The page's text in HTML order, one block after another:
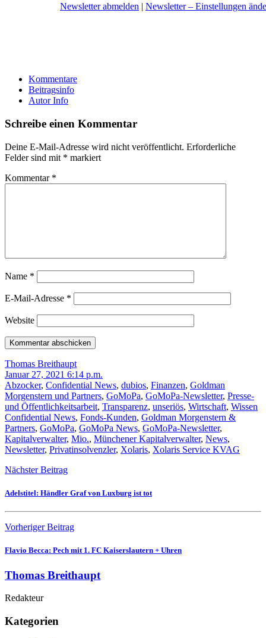
Newsletter abmelden Newsletter – Einstellungen
Kommentare
Beitragsinfo
Autor Info
Schreibe einen Kommentar
Deine E-Mail-Adresse wird nicht veröffentlicht. Erforderliche
Felder sind mit * markiert
Kommentar *
Name *
E-Mail-Adresse *
Website
Thomas Breithaupt
Januar 27, 2021 6:14 p.m.
Abzocker, Confidential News, dubios, Finanzen, Goldman
Morgenstern und Partners, GoMoPa, GoMoPa-Newsletter, Presse-
und Öffentlichkeitsarbeit, Transparenz, unseriös, Wirtschaft, Wissen
Confidential News, Fonds-Kunden, Goldman Morgenstern &
Partners, GoMoPa, GoMoPa News, GoMoPa-Newsletter,
Kapitalverwalter, Mio., Münchener Kapitalverwalter, News,
Newsletter, Privatinsolvenzler, Xolaris, Xolaris Service KVAG
Nächster Beitrag
Adelstitel: Händler Graf von Luxburg ist tot
Vorheriger Beitrag
Flavio Becca: Pech mit 1. FC Kaiserslautern + Uhren
Thomas Breithaupt
Redakteur
Kategorien